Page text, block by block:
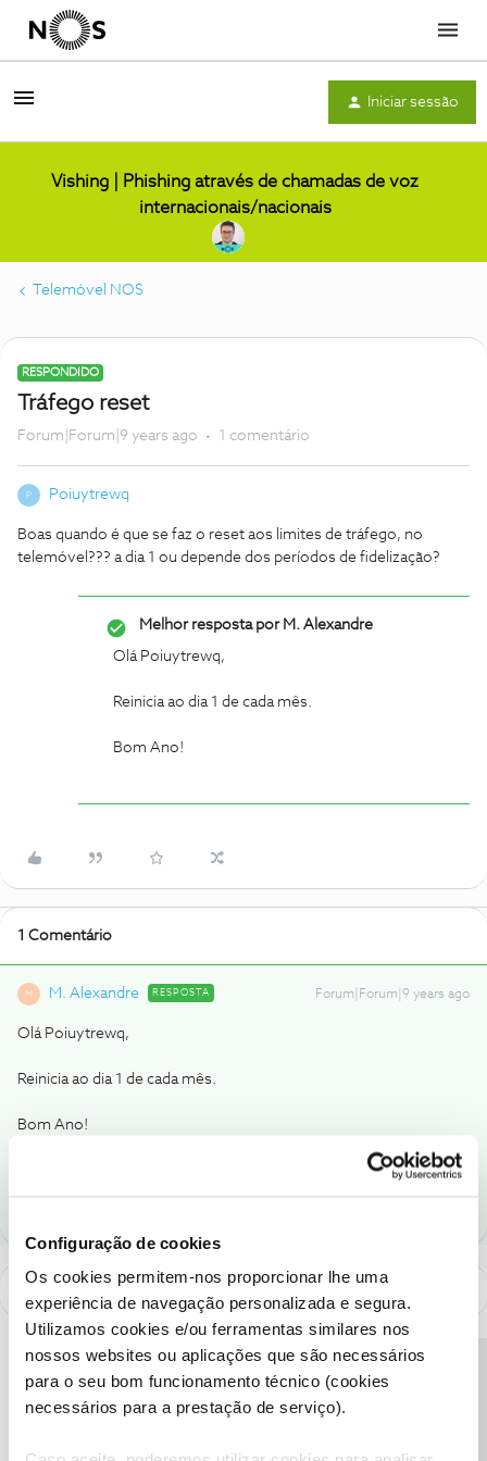
Configuração de cookies
Os cookies permitem-nos proporcionar lhe uma
experiência de navegação personalizada e segura.
Utilizamos cookies e/ou ferramentas similares nos
nossos websites ou aplicações que são necessários
para o seu bom funcionamento técnico (cookies
necessários para a prestação de serviço).
Menu
Iniciar sessão
Vishing | Phishing através de chamadas de voz
internacionais/nacionais
Telemóvel NOS
RESPONDIDO
Tráfego reset
Forum|Forum|9 years ago 1 comentário
P Poiuytrewq
Boas quando é que se faz o reset aos limites de tráfego, no
telemóvel??? a dia 1 ou depende dos períodos de fidelização?
Melhor resposta porM. Alexandre
Olá Poiuytrewq,
Reinicia ao dia 1 de cada mês.
Bom Ano!
1 Comentário
M M. Alexandre RESPOSTA Forum|Forum|9 years ago
Olá Poiuytrewq,
Reinicia ao dia 1 de cada mês.
Bom Ano!